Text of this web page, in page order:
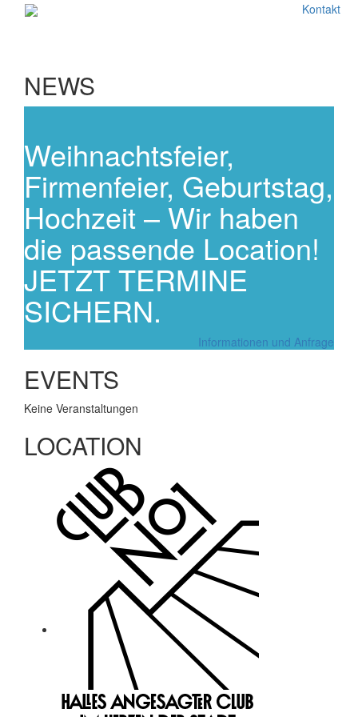
Kontakt
NEWS
Weihnachtsfeier,
Firmenfeier, Geburtstag,
Hochzeit – Wir haben
die passende Location!
JETZT TERMINE
SICHERN.
Informationen und Anfrage
EVENTS
Keine Veranstaltungen
LOCATION